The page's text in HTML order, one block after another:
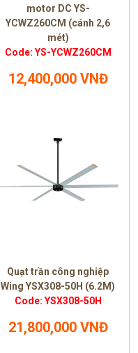
motor DC YS-
YCWZ260CM (cánh 2,6
mét)
Code: YS-YCWZ260CM
12,400,000 VNĐ
Quạt trần công nghiệp
Wing YSX308-50H (6.2M)
Code: YSX308-50H
21,800,000 VNĐ